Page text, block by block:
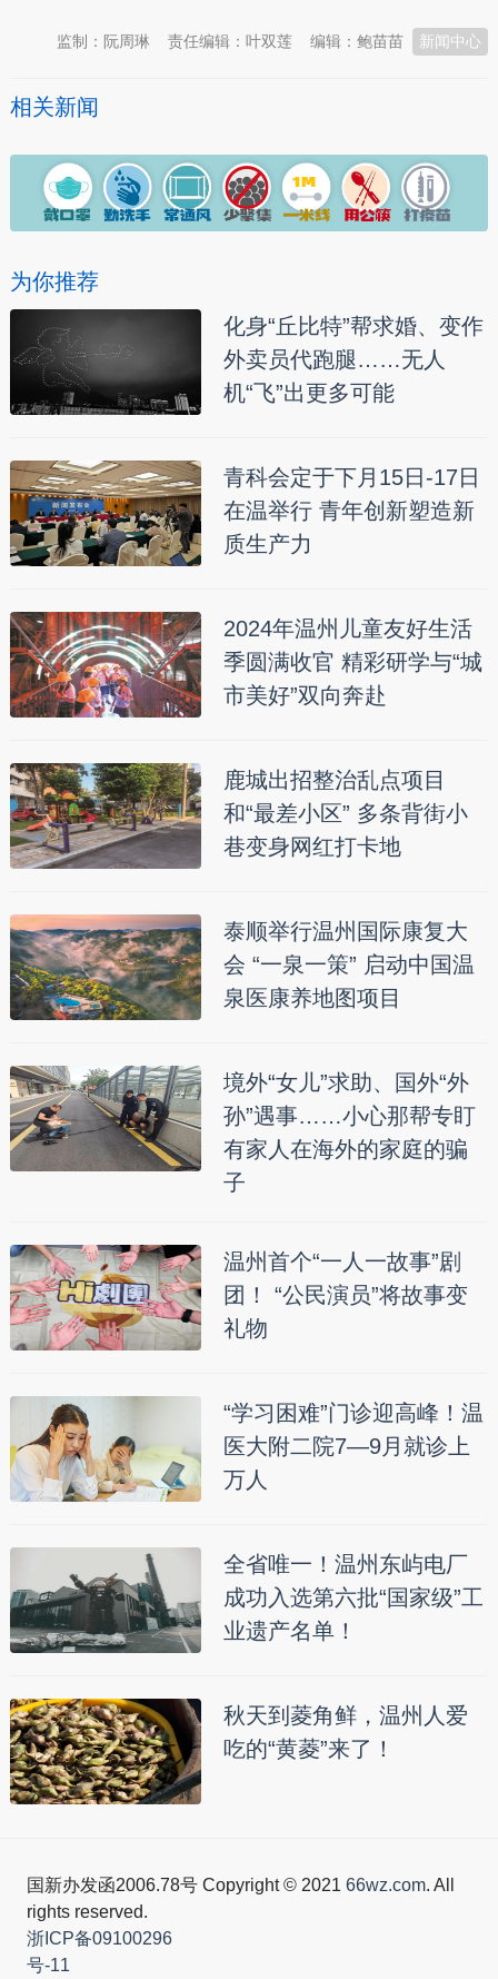
新闻中心
编辑：鲍苗苗
责任编辑：叶双莲
监制：阮周琳
相关新闻
为你推荐
化身“丘比特”帮求婚、变作
外卖员代跑腿……无人
机“飞”出更多可能
青科会定于下月15日-17日
在温举行 青年创新塑造新
质生产力
2024年温州儿童友好生活
季圆满收官 精彩研学与“城
市美好”双向奔赴
鹿城出招整治乱点项目
和“最差小区” 多条背街小
巷变身网红打卡地
泰顺举行温州国际康复大
会 “一泉一策” 启动中国温
泉医康养地图项目
境外“女儿”求助、国外“外
孙”遇事……小心那帮专盯
有家人在海外的家庭的骗
子
温州首个“一人一故事”剧
团！ “公民演员”将故事变
礼物
“学习困难”门诊迎高峰！温
医大附二院7—9月就诊上
万人
全省唯一！温州东屿电厂
成功入选第六批“国家级”工
业遗产名单！
秋天到菱角鲜，温州人爱
吃的“黄菱”来了！
国新办发函2006.78号 Copyright © 2021 66wz.com. All
rights reserved.
浙ICP备09100296
号-11